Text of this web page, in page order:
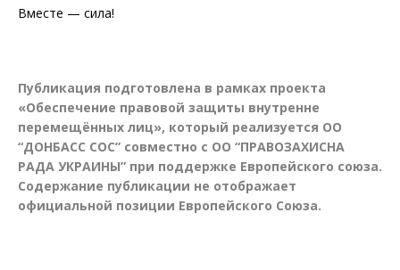
Вместе — сила!
Публикация подготовлена в рамках проекта
«Обеспечение правовой защиты внутренне
перемещённых лиц», который реализуется ОО
“ДОНБАСС СОС” совместно с ОО “ПРАВОЗАХИСНА
РАДА УКРАИНЫ” при поддержке Европейского союза.
Содержание публикации не отображает
официальной позиции Европейского Союза.